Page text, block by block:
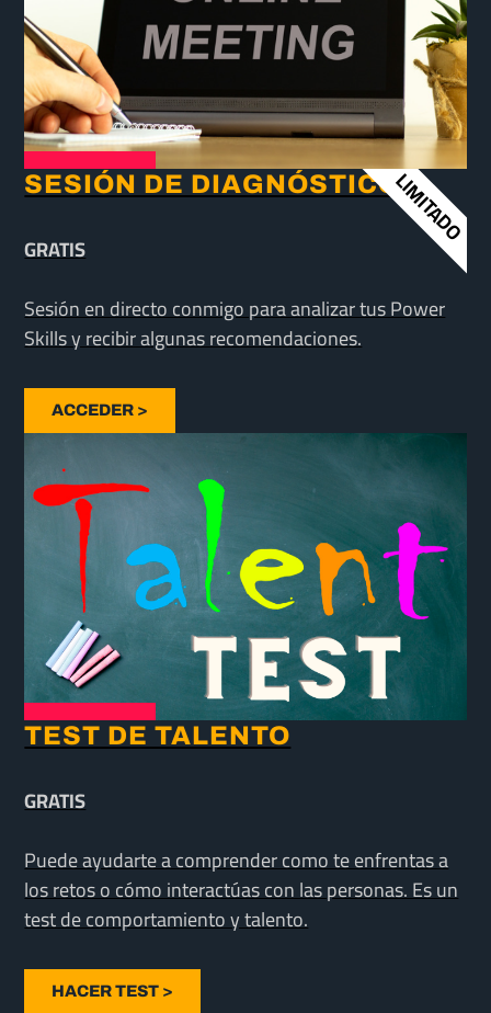
SESIÓN DE DIAGNÓSTICO
GRATIS
Sesión en directo conmigo para analizar tus Power
Skills y recibir algunas recomendaciones.
ACCEDER >
LIMITADO
TEST DE TALENTO
GRATIS
Puede ayudarte a comprender como te enfrentas a
los retos o cómo interactúas con las personas. Es un
test de comportamiento y talento.
HACER TEST >